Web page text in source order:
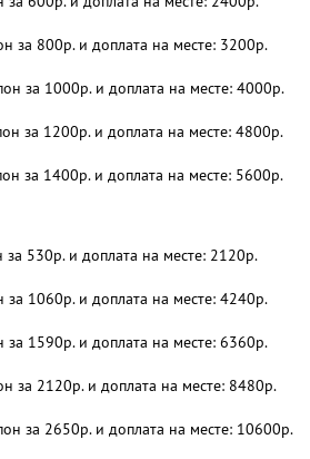
за 800р. и доплата на месте: 3200р.
за 1000р. и доплата на месте: 4000р.
за 1200р. и доплата на месте: 4800р.
за 1400р. и доплата на месте: 5600р.
530р. и доплата на месте: 2120р.
1060р. и доплата на месте: 4240р.
1590р. и доплата на месте: 6360р.
за 2120р. и доплата на месте: 8480р.
за 2650р. и доплата на месте: 10600р.